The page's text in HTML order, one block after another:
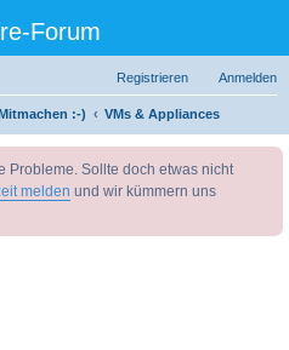
Forum
Anmelden
Registrieren
:-)
VMs & Appliances
Probleme. Sollte doch etwas nicht
melden und wir kümmern uns